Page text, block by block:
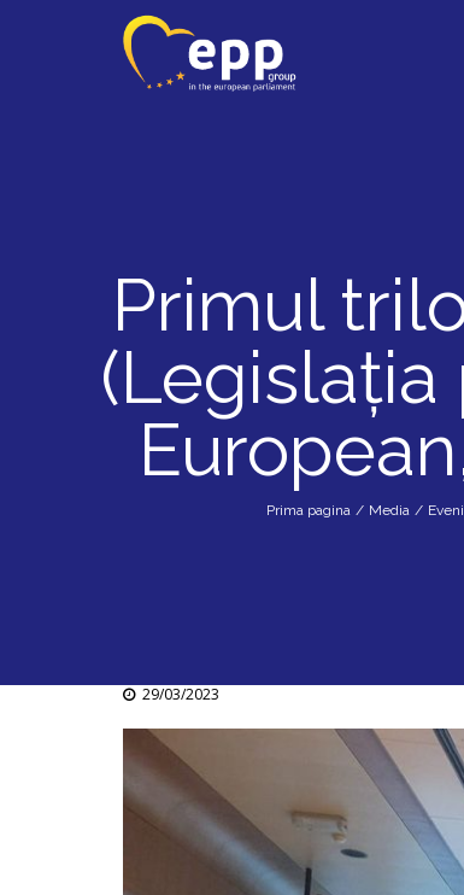
Primul
Prima pagina / Media /
29/03/2023